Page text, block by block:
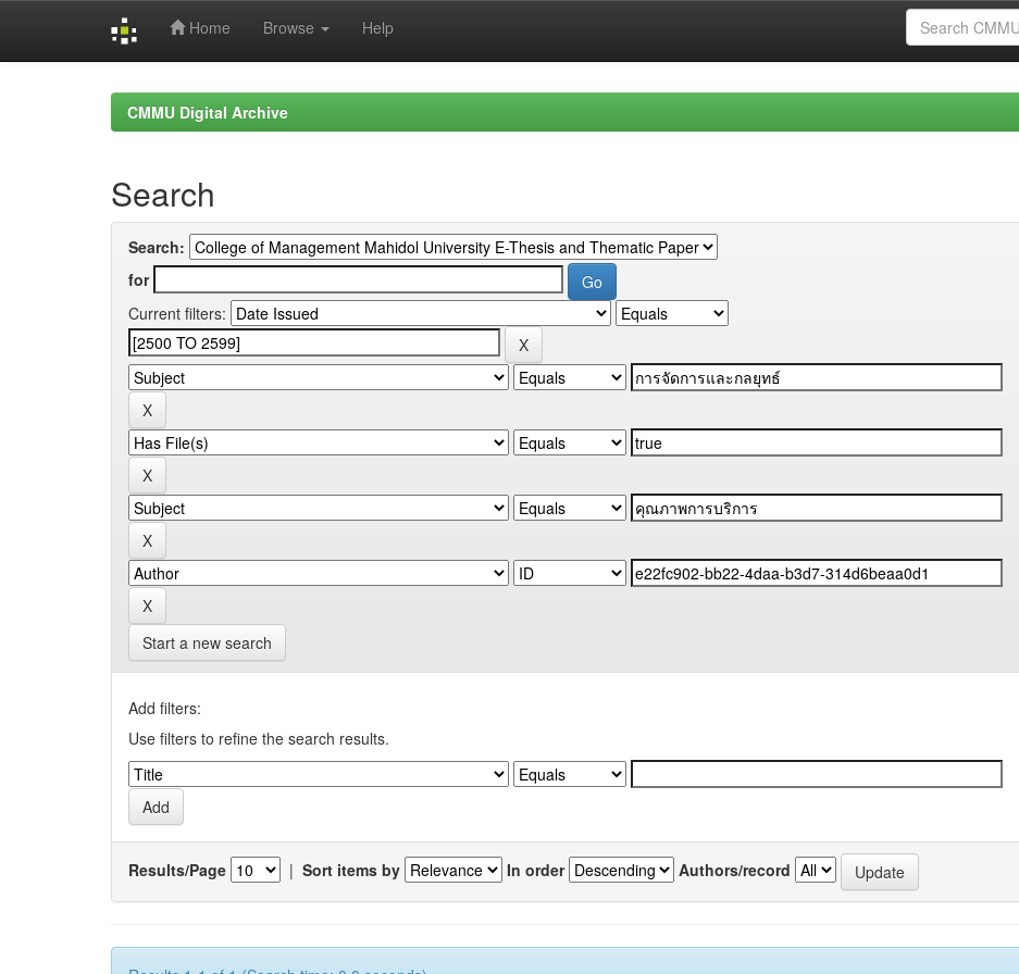
Home Browse Help
CMMU Digital Archive
Search
Search:
for
Current filters:
Start a new search
Add filters:
Use filters to refine the search results.
Results/Page | Sort items by In order Authors/record